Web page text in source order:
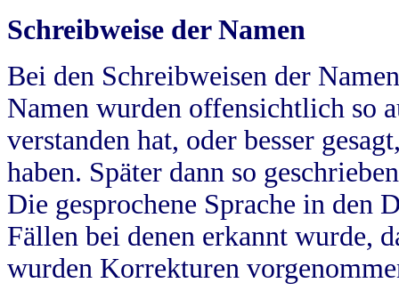
Schreibweise der Namen
Bei den Schreibweisen der
Namen wurden offensichtlich so
verstanden hat, oder besser
haben. Später dann so
Die gesprochene Sprache in
Fällen bei denen erkannt wurde,
wurden Korrekturen